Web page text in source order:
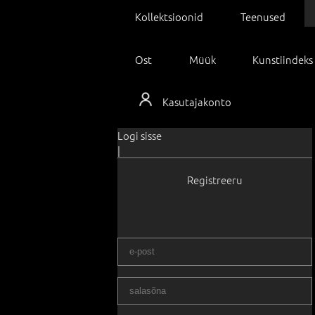
Kollektsioonid Teenused
Ost Müük Kunstiindeks
Kasutajakonto
Logi sisse
|
Registreeru